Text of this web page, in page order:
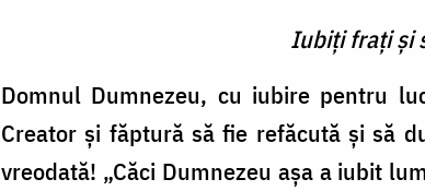
Iubiți frați și
Domnul Dumnezeu, cu iubire pentru
Creator și făptură să fie refăcută și să
vreodată! „Căci Dumnezeu așa a iubit